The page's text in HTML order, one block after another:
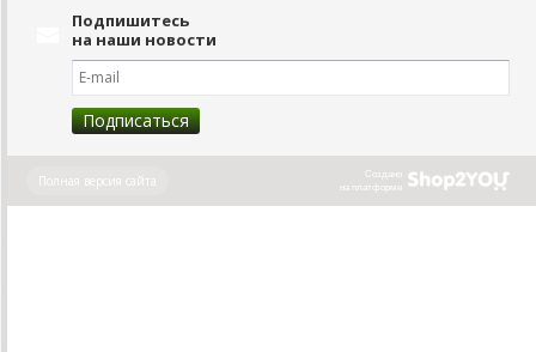
Подпишитесь
на наши новости
Создано
на платформе
Полная версия сайта